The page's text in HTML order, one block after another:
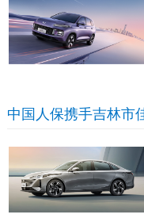
中国人保携手吉林市